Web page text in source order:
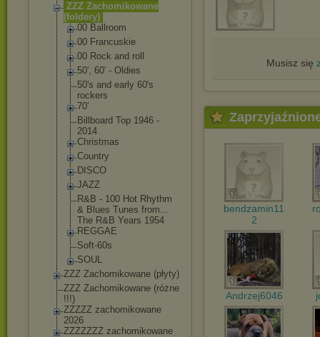
ZZZ Zachomikowane
(foldery)
00 Ballroom
00 Francuskie
00 Rock and roll
50', 60' - Oldies
50's and early 60's
rockers
70'
Billboard Top 1946 -
2014
Christmas
Country
DISCO
JAZZ
R&B - 100 Hot Rhythm
& Blues Tunes from...
The R&B Years 1954
REGGAE
Soft-60s
SOUL
ZZZ Zachomikowane (płyty)
ZZZ Zachomikowane (różne
!!!)
ZZZZZ zachomikowane
2026
ZZZZZZZ zachomikowane
Musisz się
bendzamin11
2
Andrzej6046